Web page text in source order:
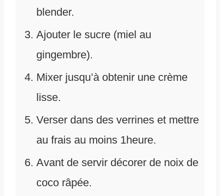
blender.
Ajouter le sucre (miel au
gingembre).
Mixer jusqu’à obtenir une crème
lisse.
Verser dans des verrines et mettre
au frais au moins 1heure.
Avant de servir décorer de noix de
coco râpée.